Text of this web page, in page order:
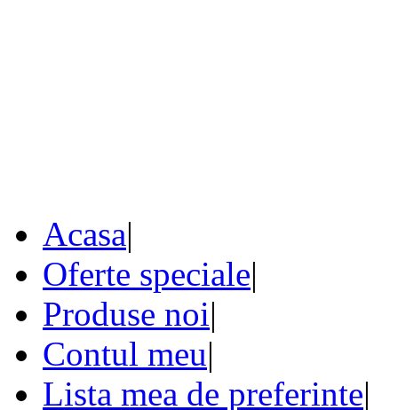
Acasa|
Oferte speciale|
Produse noi|
Contul meu|
Lista mea de preferinte|